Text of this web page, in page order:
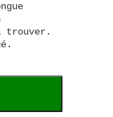
trouver.